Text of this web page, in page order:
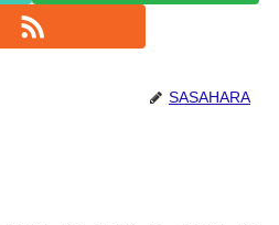
SASAHARA